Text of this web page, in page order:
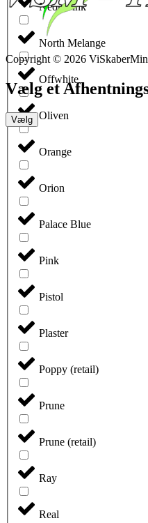
Neon Pink
North Melange
Offwhite
Oliven
Orange
Orion
Palace Blue
Pink
Pistol
Plaster
Poppy (retail)
Prune
Prune (retail)
Ray
Real
Copyright © 2026
Vælg et
Vælg